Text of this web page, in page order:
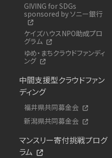
GIVING for SDGs
sponsored by ソニー銀行
ケイズハウスNPO助成プロ
グラム
ゆめ・まちクラウドファンディ
ング
中間支援型クラウドファン
ディング
福井県共同募金会
新潟県共同募金会
マンスリー寄付挑戦プログ
ラム